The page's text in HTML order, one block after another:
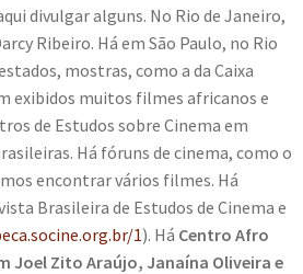
divulgar alguns. No Rio de Janeiro,
Ribeiro. Há em São Paulo, no Rio
mostras, como a da Caixa
exibidos muitos filmes africanos e
de Estudos sobre Cinema em
Há fóruns de cinema, como o
encontrar vários filmes. Há
Brasileira de Estudos de Cinema e
1). Há Centro Afro
Joel Zito Araújo, Janaína Oliveira e